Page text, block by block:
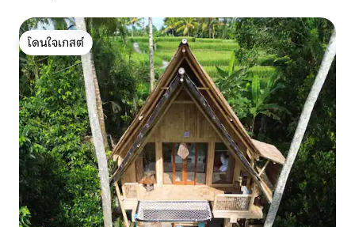
โดนใจเกสต์
โดนใจเกสต์